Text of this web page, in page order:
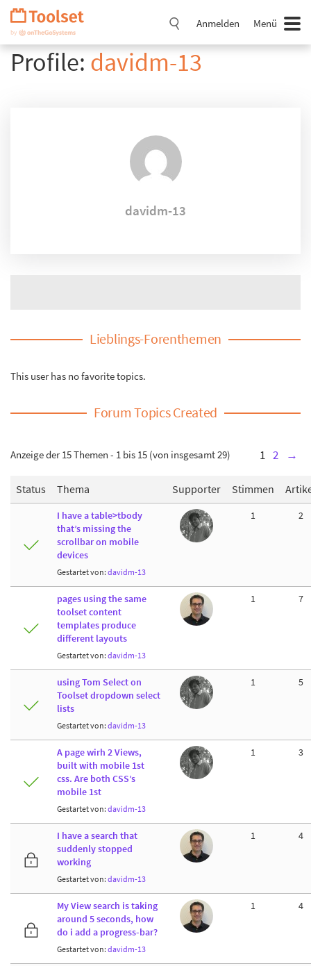
Navigation
überspringen
Anmelden Menü
Profile: davidm-13
davidm-13
Lieblings-Forenthemen
This user has no favorite topics.
Forum Topics Created
Anzeige der 15 Themen - 1 bis 15 (von insgesamt 29) 1 2 →
Status Thema Supporter Stimmen
I have a table>tbody
that’s missing the
scrollbar on mobile
devices
Gestartet von: davidm-13
1 2
pages using the same
toolset content
templates produce
different layouts
Gestartet von: davidm-13
1 7
using Tom Select on
Toolset dropdown select
lists
Gestartet von: davidm-13
1 5
A page wirh 2 Views,
built with mobile 1st
css. Are both CSS’s
mobile 1st
Gestartet von: davidm-13
1 3
I have a search that
suddenly stopped
working
Gestartet von: davidm-13
1 4
My View search is taking
around 5 seconds, how
do i add a progress-bar?
Gestartet von: davidm-13
1 4